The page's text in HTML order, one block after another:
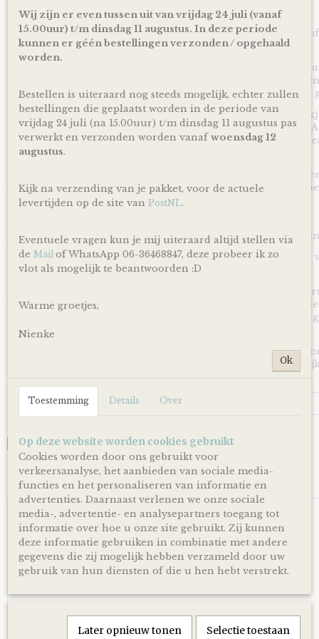
We Owl love Gifts!
Luiers zijn altijd van harte welkom met een baby op komst
papa en mama geworden bent!
Met deze Luiertaart Happy Horse Tuttle Aap Mickey Clay
je een super mooi en vooral bruikbaar kraamcadeau voor
of geboorte! Ontzettend handig om te krijgen en leuk om te
Door de mooie combinatie van een heerlijk zacht tuttle
roze gekleurde linten is deze Luiertaart Happy Horse Tuttle
donker Poeder Roze volgens traditie ideaal geschikt om
geboorte van een meisje.
De luiertaart wordt op een kartonnen onderplaat geplaatst
verpakt door middel van doorzichtig folie en lint, zodat je
Je kunt je bestelling dagelijks, op afspraak, komen ophalen
Of je laat je bestelling gratisbinnen Nederland verzenden*
inclusief track en trace code!
Uiteraard is rechtstreeks verzending naar de kersverse
voor de persoonlijke touch kan je een eigen wens of
achterlaten in het opmerkingen veld bij het bestellen en
toegevoegd wordt aan je cadeau!
*Producten, op voorraad, worden binnen 1-4 werkdagen
levering is afhankelijk van de dienstregeling van PostNL.
Reacties
Save
Ook interessant
Wij zijn er even tussen uit van vrijdag 24 juli (vanaf
15.00uur) t/m dinsdag 11 augustus. In deze periode
kunnen er géén bestellingen verzonden / opgehaald
worden.
Bestellen is uiteraard nog steeds mogelijk, echter zullen
bestellingen die geplaatst worden in de periode van
vrijdag 24 juli (na 15.00uur) t/m dinsdag 11 augustus pas
verwerkt en verzonden worden vanafwoensdag 12
augustus.
Kijk na verzending van je pakket, voor de actuele
levertijden op de site van PostNL.
Eventuele vragen kun je mij uiteraard altijd stellen via
de Mail of WhatsApp 06-36468847, deze probeer ik zo
vlot als mogelijk te beantwoorden :D
Warme groetjes,
Nienke
Ok
Toestemming Details Over
Op deze website worden cookies gebruikt
Cookies worden door ons gebruikt voor
verkeersanalyse, het aanbieden van sociale media-
functies en het personaliseren van informatie en
advertenties. Daarnaast verlenen we onze sociale
media-, advertentie- en analysepartners toegang tot
informatie over hoe u onze site gebruikt. Zij kunnen
deze informatie gebruiken in combinatie met andere
gegevens die zij mogelijk hebben verzameld door uw
gebruik van hun diensten of die u hen hebt verstrekt.
Later opnieuw tonen Selectie toestaan